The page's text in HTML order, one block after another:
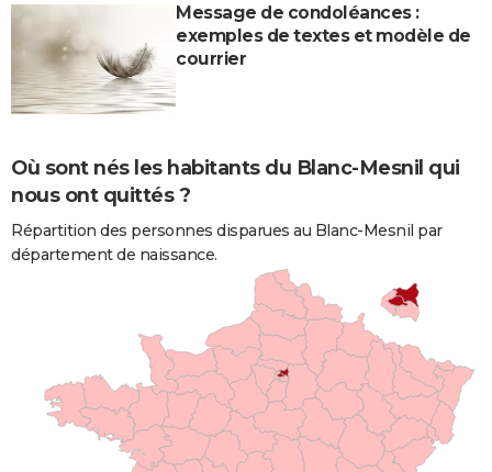
Message de condoléances :
exemples de textes et modèle de
courrier
Où sont nés les habitants du Blanc-Mesnil qui
nous ont quittés ?
Répartition des personnes disparues au Blanc-Mesnil par
département de naissance.